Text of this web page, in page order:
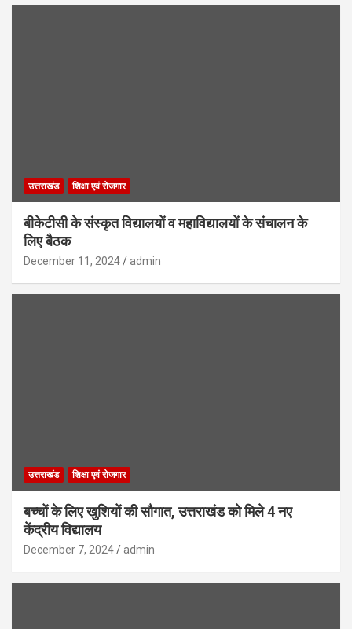
उत्तराखंड शिक्षा एवं रोजगार
बीकेटीसी के संस्कृत विद्यालयों व महाविद्यालयों के संचालन के
लिए बैठक
December 11, 2024 admin
उत्तराखंड शिक्षा एवं रोजगार
बच्चों के लिए खुशियों की सौगात, उत्तराखंड को मिले 4 नए
केंद्रीय विद्यालय
December 7, 2024 admin